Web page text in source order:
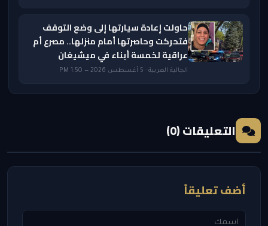
حاولت إعادة سيارتها إلى وضع التوقف
فتحركت وحاصرتها أمام منزلها.. مصرع أم
عراقية لخمسة أبناء في ميشيغان
الجالية العربية · 5 أغسطس 2026 — 1:50 PM
التعليقات (0)
أضف تعليقاً